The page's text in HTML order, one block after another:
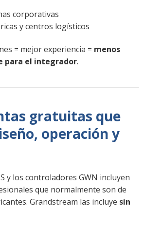
corporativas
y centros logísticos
= mejor experiencia = menos
para el integrador.
gratuitas que
operación y
y los controladores GWN incluyen
que normalmente son de
Grandstream las incluye sin